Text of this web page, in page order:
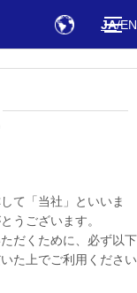
JA EN
て「当社」といいま
うございます。
だくために、必ず以下
た上でご利用ください